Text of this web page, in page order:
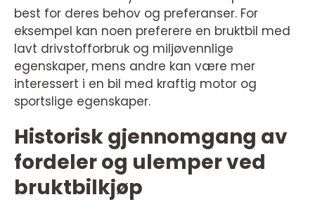
best for deres behov og preferanser. For
eksempel kan noen preferere en bruktbil med
lavt drivstofforbruk og miljøvennlige
egenskaper, mens andre kan være mer
interessert i en bil med kraftig motor og
sportslige egenskaper.
Historisk gjennomgang av
fordeler og ulemper ved
bruktbilkjøp